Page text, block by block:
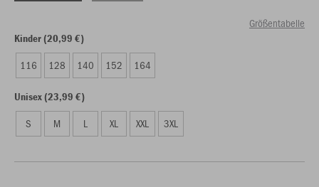
Größentabelle
Kinder (20,99 €)
116 128 140 152 164
Unisex (23,99 €)
S M L XL XXL 3XL